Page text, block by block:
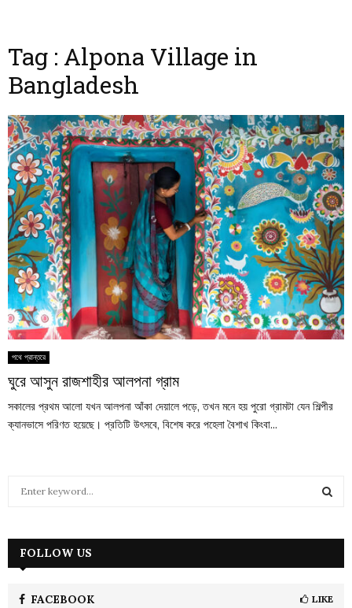
Tag : Alpona Village in
Bangladesh
পথে প্রান্তরে
ঘুরে আসুন রাজশাহীর আলপনা গ্রাম
সকালের প্রথম আলো যখন আলপনা আঁকা দেয়ালে পড়ে, তখন মনে হয় পুরো গ্রামটা যেন শিল্পীর
ক্যানভাসে পরিণত হয়েছে। প্রতিটি উৎসবে, বিশেষ করে পহেলা বৈশাখ কিংবা...
h
FOLLOW US
FACEBOOK LIKE